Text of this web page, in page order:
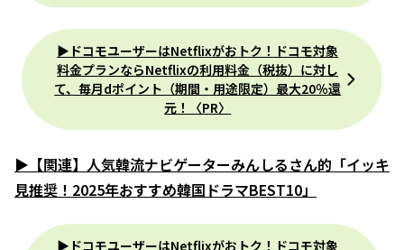
▶ドコモユーザーはNetflixがおトク！ドコモ対象
料金プランならNetflixの利用料金（税抜）に対し
て、毎月dポイント（期間・用途限定）最大20％還
元！〈PR〉
▶【関連】人気韓流ナビゲーターみんしるさん的「イッキ
見推奨！2025年おすすめ韓国ドラマBEST10」
▶ドコモユーザーはNetflixがおトク！ドコモ対象